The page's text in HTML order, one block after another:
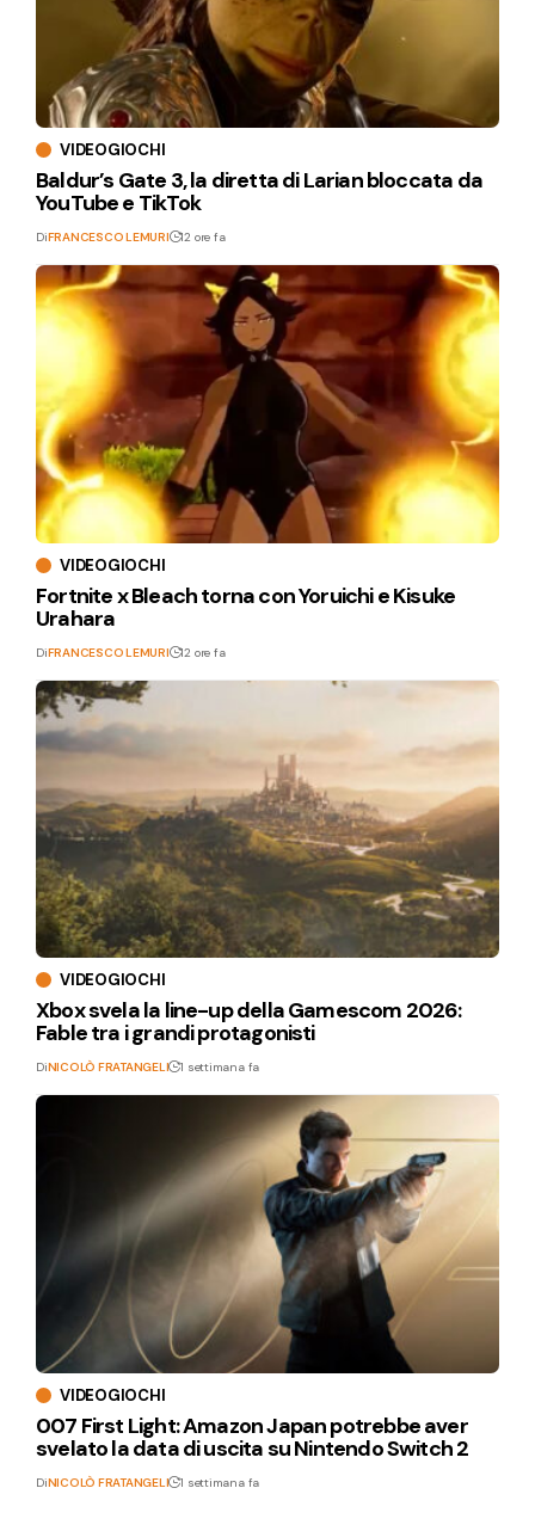
VIDEOGIOCHI
Baldur’s Gate 3, la diretta di Larian bloccata da
YouTube e TikTok
DiFRANCESCO LEMURI 12 ore fa
VIDEOGIOCHI
Fortnite x Bleach torna con Yoruichi e Kisuke
Urahara
DiFRANCESCO LEMURI 12 ore fa
VIDEOGIOCHI
Xbox svela la line-up della Gamescom 2026:
Fable tra i grandi protagonisti
DiNICOLÒ FRATANGELI 1 settimana fa
VIDEOGIOCHI
007 First Light: Amazon Japan potrebbe aver
svelato la data di uscita su Nintendo Switch 2
DiNICOLÒ FRATANGELI 1 settimana fa